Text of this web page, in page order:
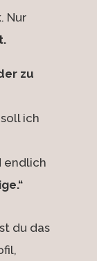
Nur
zu
ich
endlich
du das